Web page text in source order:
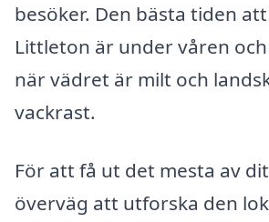
besöker. Den bästa tiden
Littleton är under våren
när vädret är milt och
vackrast.
För att få ut det mesta av
överväg att utforska den